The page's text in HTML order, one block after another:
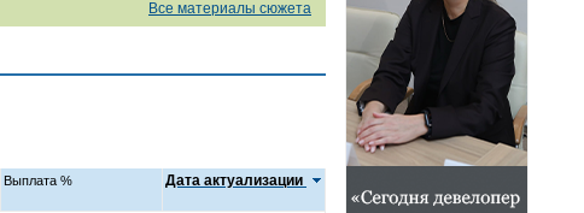
Все материалы сюжета
Выплата % Дата актуализации